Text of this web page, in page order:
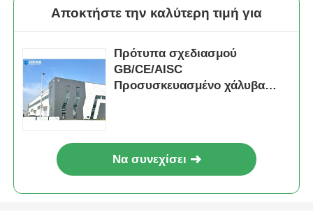
Αποκτήστε την καλύτερη τιμή για
Πρότυπα σχεδιασμού
GB/CE/AISC
Προσυσκευασμένο χάλυβα
διάβρωση εργοστάσιο χάλυβα
Να συνεχίσει